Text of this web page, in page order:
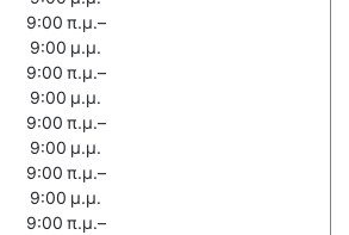
9:00 π.μ.–
9:00 μ.μ.
9:00 π.μ.–
9:00 μ.μ.
9:00 π.μ.–
9:00 μ.μ.
9:00 π.μ.–
9:00 μ.μ.
9:00 π.μ.–